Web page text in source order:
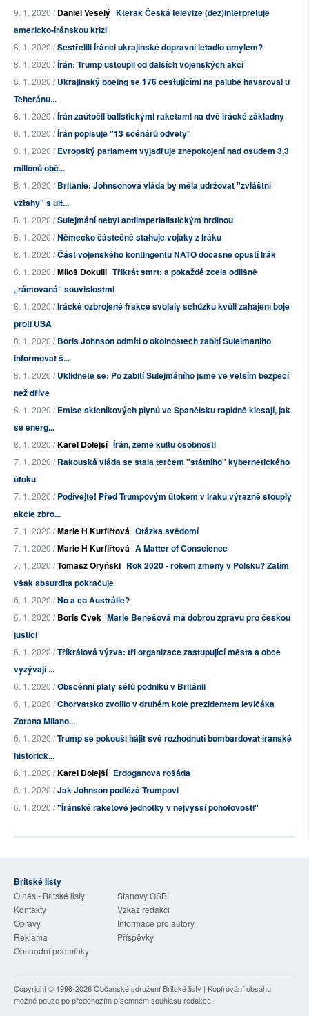
9. 1. 2020 /Daniel Veselý Kterak Česká televize (dez)interpretuje
americko-íránskou krizi
8. 1. 2020 /Sestřelili Íránci ukrajinské dopravní letadlo omylem?
8. 1. 2020 /Írán: Trump ustoupil od dalších vojenských akcí
8. 1. 2020 /Ukrajinský boeing se 176 cestujícími na palubě havaroval u
Teheránu...
8. 1. 2020 /Írán zaútočil balistickými raketami na dvě irácké základny
8. 1. 2020 /Írán popisuje "13 scénářů odvety"
8. 1. 2020 /Evropský parlament vyjadřuje znepokojení nad osudem 3,3
milionů obč...
8. 1. 2020 /Británie: Johnsonova vláda by měla udržovat "zvláštní
vztahy" s ult...
8. 1. 2020 /Sulejmání nebyl antiimperialistickým hrdinou
8. 1. 2020 /Německo částečně stahuje vojáky z Iráku
8. 1. 2020 /Část vojenského kontingentu NATO dočasně opustí Irák
8. 1. 2020 /Miloš Dokulil Třikrát smrt; a pokaždé zcela odlišně
„rámovaná“ souvislostmi
8. 1. 2020 /Irácké ozbrojené frakce svolaly schůzku kvůli zahájení boje
proti USA
8. 1. 2020 /Boris Johnson odmítl o okolnostech zabití Suleimaniho
informovat š...
8. 1. 2020 /Uklidněte se: Po zabití Sulejmáního jsme ve větším bezpečí
než dříve
8. 1. 2020 /Emise skleníkových plynů ve Španělsku rapidně klesají, jak
se energ...
8. 1. 2020 /Karel Dolejší Írán, země kultu osobnosti
7. 1. 2020 /Rakouská vláda se stala terčem "státního" kybernetického
útoku
7. 1. 2020 /Podívejte! Před Trumpovým útokem v Iráku výrazně stouply
akcie zbro...
7. 1. 2020 /Marie H Kurfiřtová Otázka svědomí
7. 1. 2020 /Marie H Kurfiřtová A Matter of Conscience
7. 1. 2020 /Tomasz Oryński Rok 2020 - rokem změny v Polsku? Zatím
však absurdita pokračuje
6. 1. 2020 /No a co Austrálie?
6. 1. 2020 /Boris Cvek Marie Benešová má dobrou zprávu pro českou
justici
6. 1. 2020 /Tříkrálová výzva: tři organizace zastupující města a obce
vyzývají ...
6. 1. 2020 /Obscénní platy šéfů podniků v Británii
6. 1. 2020 /Chorvatsko zvolilo v druhém kole prezidentem levičáka
Zorana Milano...
6. 1. 2020 /Trump se pokouší hájit své rozhodnutí bombardovat íránské
historick...
6. 1. 2020 /Karel Dolejší Erdoganova rošáda
6. 1. 2020 /Jak Johnson podlézá Trumpovi
6. 1. 2020 /"Íránské raketové jednotky v nejvyšší pohotovosti"
Britské listy
O nás - Britské listy
Stanovy OSBL
Kontakty
Vzkaz redakci
Opravy
Informace pro autory
Reklama
Příspěvky
Obchodní podmínky
Copyright © 1996-2026Občanské sdružení Britské listy | Kopírování obsahu
možné pouze po předchozím písemném souhlasu redakce.